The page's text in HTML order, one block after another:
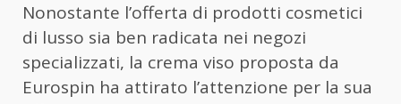
Nonostante l’offerta di prodotti cosmetici
di lusso sia ben radicata nei negozi
specializzati, la crema viso proposta da
Eurospin ha attirato l’attenzione per la sua